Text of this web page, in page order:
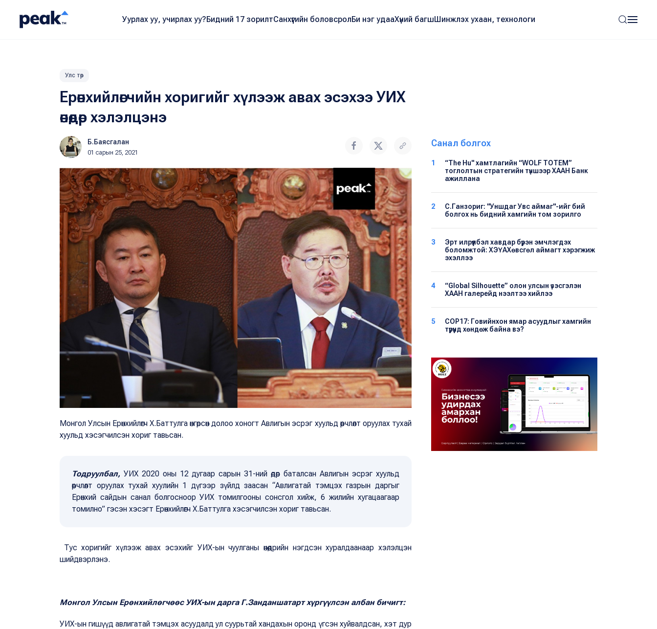
Уурлах уу, учирлах уу?Бидний 17 зорилтСанхүүгийн боловсролБи нэг удааХүний багшШинжлэх ухаан, технологи
Улс төр
Ерөнхийлөгчийн хоригийг хүлээж авах эсэхээ УИХ
өнөөдөр хэлэлцэнэ
Б.Баясгалан
01 сарын 25, 2021
Монгол Улсын Ерөнхийлөгч Х.Баттулга өнгөрсөн долоо хоногт Авлигын эсрэг хуульд өөрчлөлт оруулах тухай
хуульд хэсэгчилсэн хориг тавьсан.
Тодруулбал, УИХ 2020 оны 12 дугаар сарын 31-ний өдөр баталсан Авлигын эсрэг хуульд
өөрчлөлт оруулах тухай хуулийн 1 дүгээр зүйлд заасан “Авлигатай тэмцэх газрын даргыг
Ерөнхий сайдын санал болгосноор УИХ томилгооны сонсгол хийж, 6 жилийн хугацаагаар
томилно” гэсэн хэсэгт Ерөнхийлөгч Х.Баттулга хэсэгчилсэн хориг тавьсан.
Тус хоригийг хүлээж авах эсэхийг УИХ-ын чуулганы өнөөдрийн нэгдсэн хуралдаанаар хэлэлцэн
шийдвэрлэнэ.
Монгол Улсын Ерөнхийлөгчөөс УИХ-ын дарга Г.Занданшатарт хүргүүлсэн албан бичигт:
УИХ-ын гишүүд авлигатай тэмцэх асуудалд ул суурьтай хандахын оронд үгсэн хуйвалдсан, хэт дур
Санал болгох
1
“The Hu" хамтлагийн “WOLF TOTEM”
тоглолтын стратегийн түншээр ХААН Банк
ажиллана
2
С.Ганзориг: "Уншдаг Увс аймаг"-ийг бий
болгох нь бидний хамгийн том зорилго
3
Эрт илрүүлбэл хавдар бүрэн эмчлэгдэх
боломжтой: ХЭҮА​Хөвсгөл аймагт хэрэгжиж
эхэллээ
4
“Global Silhouette” олон улсын үзэсгэлэн
ХААН галерейд нээлтээ хийлээ
5
COP17: Говийнхон ямар асуудлыг хамгийн
түрүүнд хөндөж байна вэ?